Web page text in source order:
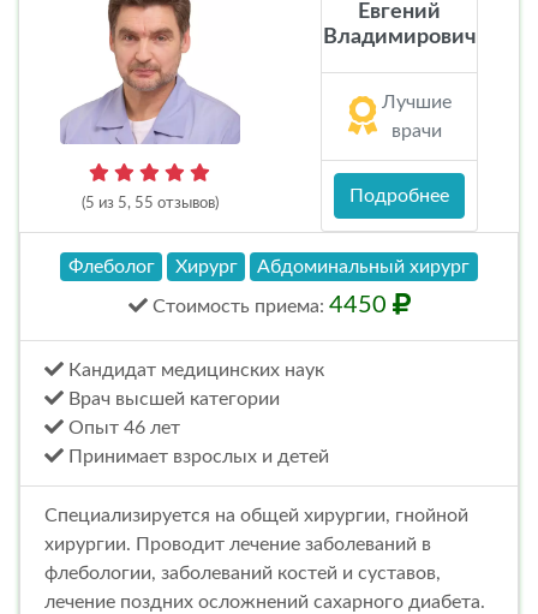
(5 из 5, 55 отзывов)
Евгений
Владимирович
Лучшие
врачи
Подробнее
Флеболог Хирург Абдоминальный хирург
Стоимость приема: 4450
Кандидат медицинских наук
Врач высшей категории
Опыт 46 лет
Принимает взрослых и детей
Специализируется на общей хирургии, гнойной
хирургии. Проводит лечение заболеваний в
флебологии, заболеваний костей и суставов,
лечение поздних осложнений сахарного диабета.